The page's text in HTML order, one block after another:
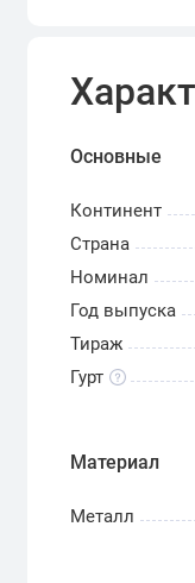
Основные
Континент
Страна
Номинал
Год выпуска
Тираж
Гурт
Материал
Металл